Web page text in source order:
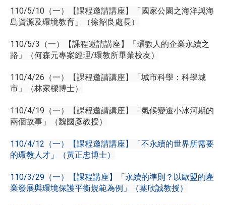
110/5/10（一）【課程邀請講座】「國家公園之海洋與海
島資源及環境教育」（徐韶良處長）
110/5/3（一）【課程邀請講座】「環教人的企業永續之
路」（何森元專案經理/環教所畢業校友）
110/4/26（一）【課程邀請講座】「城市科學：科學城
市」（林家樑博士）
110/4/19（一）【課程邀請講座】「氣候變遷小冰河期的
兩個故事」（魏國彥教授）
110/4/12（一）【課程邀請講座】「不永續的世界所需要
的環教人才」（黃正忠博士）
110/3/29（一）【課程講座】「永續的準則？以歐盟的產
業發展與環境保護平衡規範為例」（葉欣誠教授）